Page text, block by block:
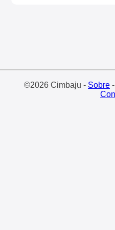
©2026 Cimbaju - Sobre-